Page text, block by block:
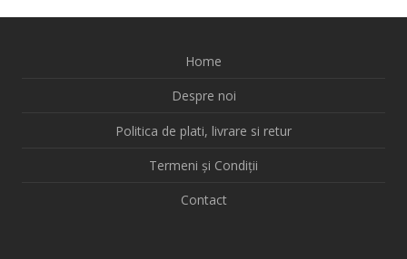
Home
Despre noi
Politica de plati, livrare si retur
Termeni și Condiții
Contact